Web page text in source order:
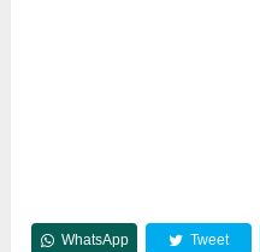
WhatsApp Tweet